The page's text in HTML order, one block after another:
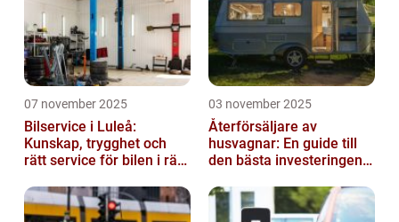
07 november 2025
Bilservice i Luleå:
Kunskap, trygghet och
rätt service för bilen i rätt
03 november 2025
Återförsäljare av
husvagnar: En guide till
den bästa investeringen